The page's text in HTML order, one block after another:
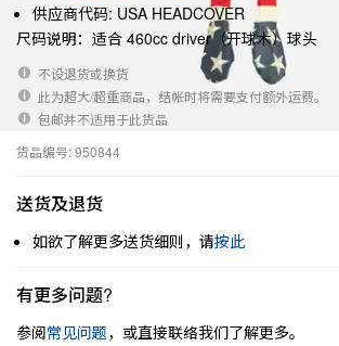
供应商代码: USA HEADCOVER
尺码说明：适合 460cc driver（开球木）球头
不设退货或换货
此为超大/超重商品，结帐时将需要支付额外运费。
包邮并不适用于此货品
货品编号: 950844
送货及退货
如欲了解更多送货细则，请按此
有更多问题?
参阅常见问题，或直接联络我们了解更多。